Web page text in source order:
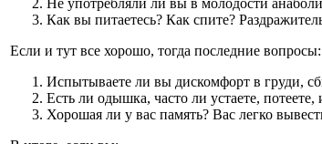
Не употребляли ли вы в молодости
Как вы питаетесь? Как спите?
Если и тут все хорошо, тогда последние вопросы:
Испытываете ли вы дискомфорт в груди,
Есть ли одышка, часто ли устаете,
Хорошая ли у вас память? Вас легко